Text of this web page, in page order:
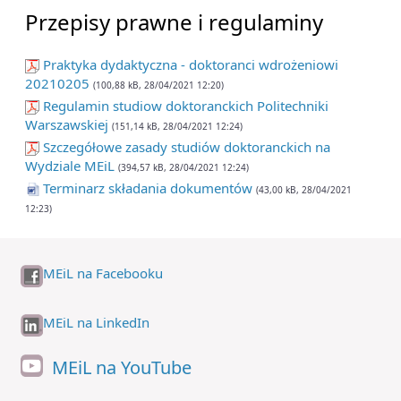
Przepisy prawne i regulaminy
Praktyka dydaktyczna - doktoranci wdrożeniowi
20210205 (100,88 kB, 28/04/2021 12:20)
Regulamin studiow doktoranckich Politechniki
Warszawskiej (151,14 kB, 28/04/2021 12:24)
Szczegółowe zasady studiów doktoranckich na
Wydziale MEiL (394,57 kB, 28/04/2021 12:24)
Terminarz składania dokumentów (43,00 kB, 28/04/2021
12:23)
MEiL na Facebooku
MEiL na LinkedIn
MEiL na YouTube